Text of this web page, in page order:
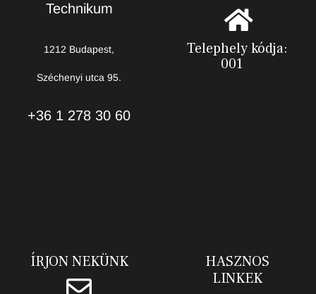
Technikum
1212 Budapest,
Széchenyi utca 95.
+36 1 278 30 60
Telephely kódja:
001
ÍRJON NEKÜNK
HASZNOS
LINKEK